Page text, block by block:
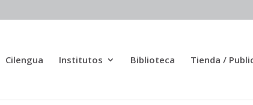
Cilengua Institutos Biblioteca Tienda /